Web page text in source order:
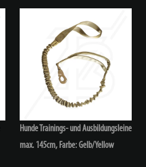
Hunde Trainings- und Ausbildungsleine
max. 145cm, Farbe: Gelb/Yellow